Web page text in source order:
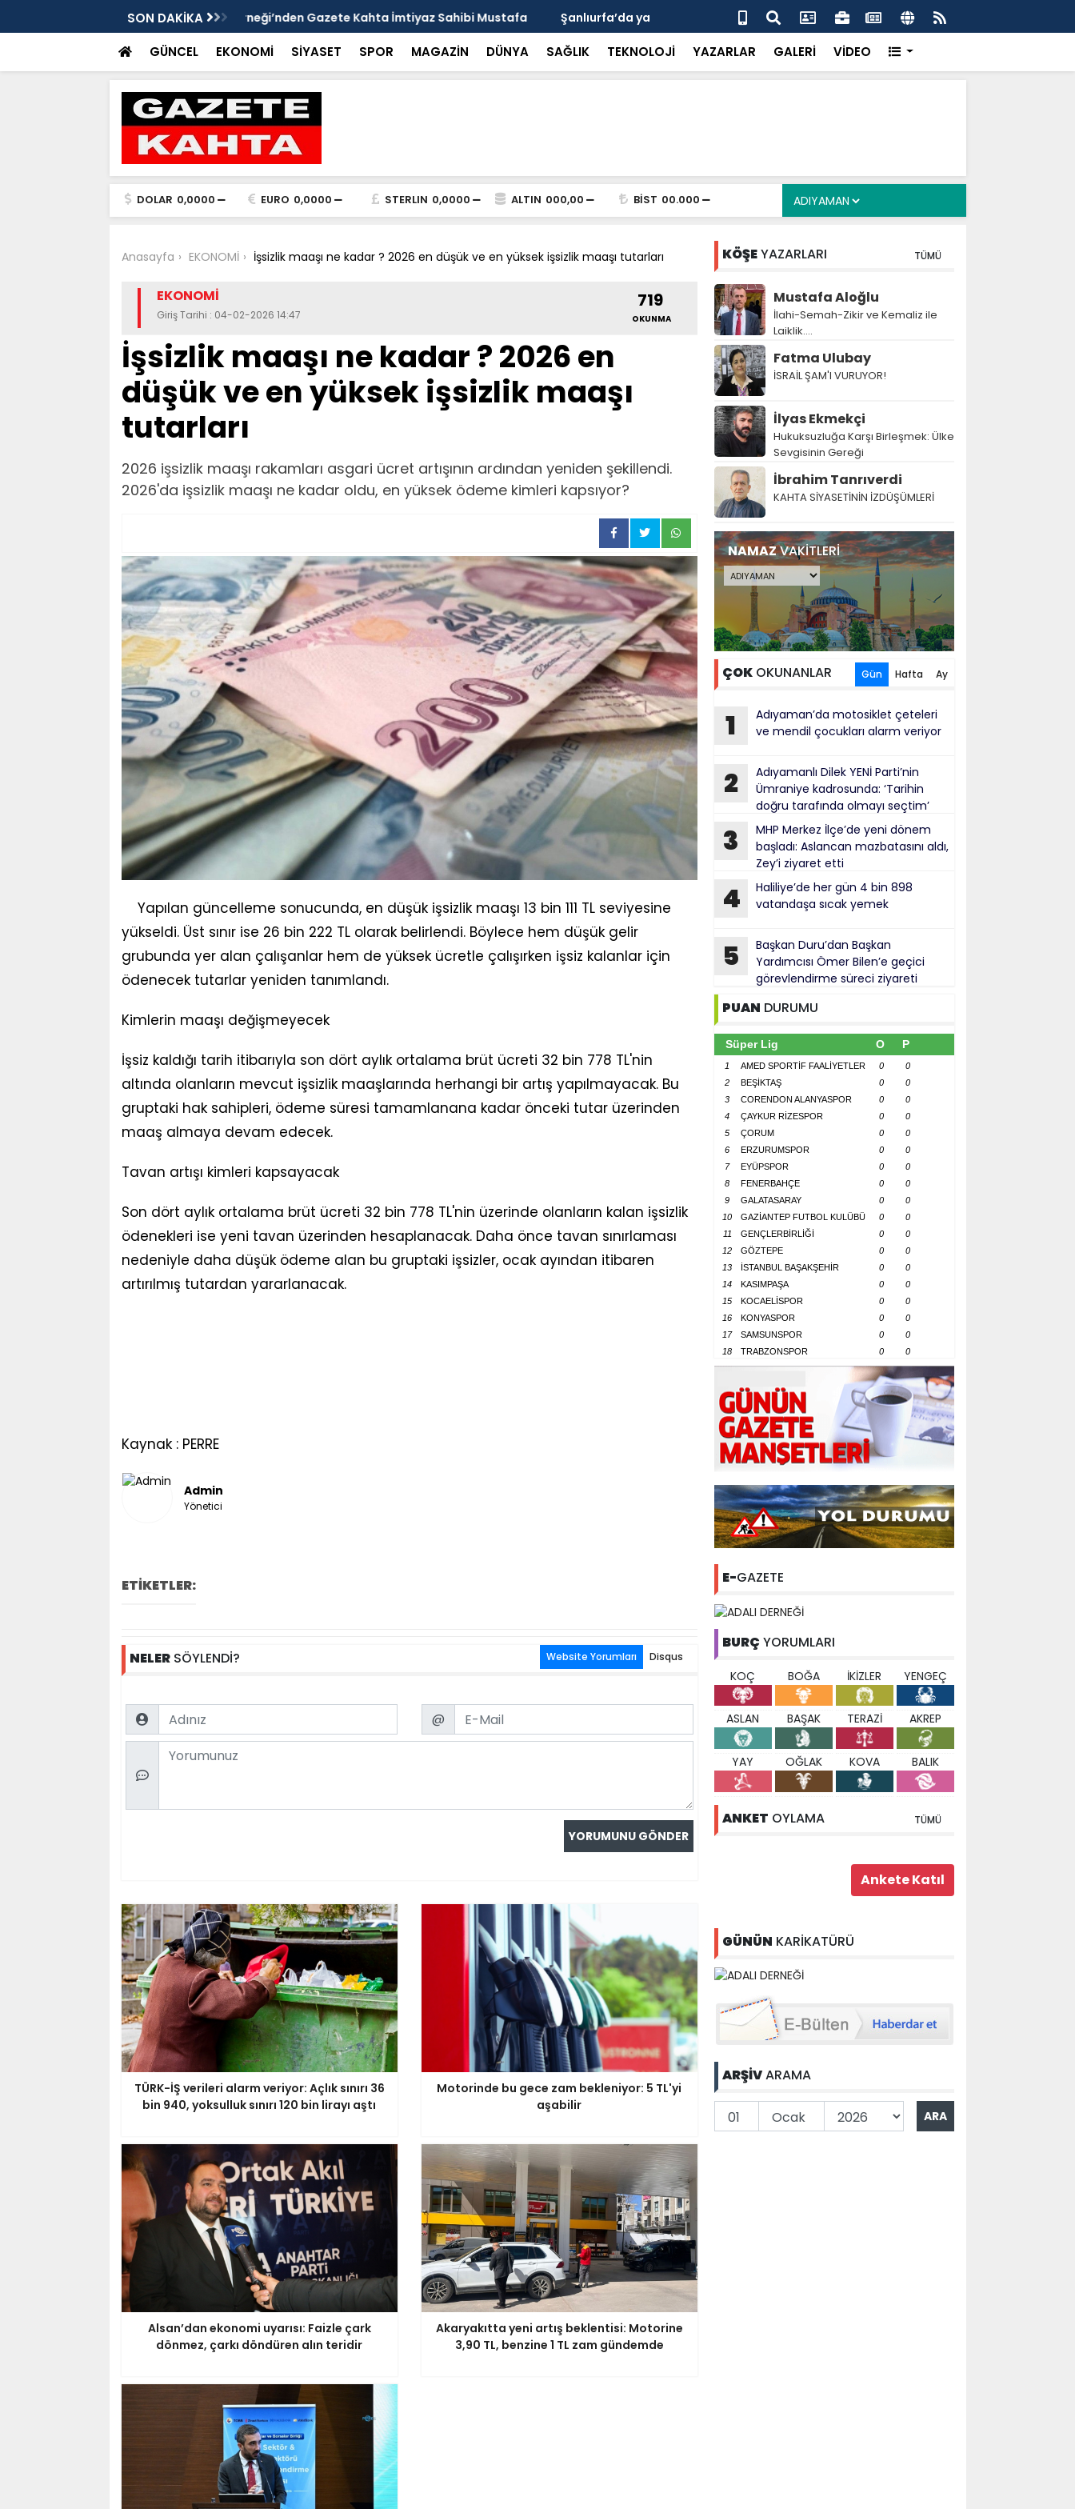
SON DAKİKA
Kahta İmtiyaz Sahibi Mustafa
Şanlıurfa’da yaz uyarısı: Güneşten Korunmayı Alışkanlık Haline
Getirin
Haliliye’de her gün 4 bin 898 vatandaşa sıcak yemek
GÜNCEL EKONOMİ SİYASET SPOR MAGAZİN DÜNYA SAĞLIK TEKNOLOJİ YAZARLAR GALERİ VİDEO
DOLAR 0,0000 EURO 0,0000 STERLIN 0,0000 ALTIN 000,00 BİST 00.000
Anasayfa EKONOMİ İşsizlik maaşı ne kadar ? 2026 en düşük ve en yüksek işsizlik maaşı tutarları
EKONOMİ
Giriş Tarihi : 04-02-2026 14:47
719
OKUNMA
İşsizlik maaşı ne kadar ? 2026 en
düşük ve en yüksek işsizlik maaşı
tutarları
2026 işsizlik maaşı rakamları asgari ücret artışının ardından yeniden şekillendi.
2026'da işsizlik maaşı ne kadar oldu, en yüksek ödeme kimleri kapsıyor?
Yapılan güncelleme sonucunda, en düşük işsizlik maaşı 13 bin 111 TL seviyesine
yükseldi. Üst sınır ise 26 bin 222 TL olarak belirlendi. Böylece hem düşük gelir
grubunda yer alan çalışanlar hem de yüksek ücretle çalışırken işsiz kalanlar için
ödenecek tutarlar yeniden tanımlandı.
Kimlerin maaşı değişmeyecek
İşsiz kaldığı tarih itibarıyla son dört aylık ortalama brüt ücreti 32 bin 778 TL'nin
altında olanların mevcut işsizlik maaşlarında herhangi bir artış yapılmayacak. Bu
gruptaki hak sahipleri, ödeme süresi tamamlanana kadar önceki tutar üzerinden
maaş almaya devam edecek.
Tavan artışı kimleri kapsayacak
Son dört aylık ortalama brüt ücreti 32 bin 778 TL'nin üzerinde olanların kalan işsizlik
ödenekleri ise yeni tavan üzerinden hesaplanacak. Daha önce tavan sınırlaması
nedeniyle daha düşük ödeme alan bu gruptaki işsizler, ocak ayından itibaren
artırılmış tutardan yararlanacak.
Kaynak : PERRE
Admin
Yönetici
ETİKETLER:
NELERSÖYLENDİ? Website Yorumları Disqus
Name Email
@
Comment
TÜRK-İŞ verileri alarm veriyor: Açlık sınırı 36
bin 940, yoksulluk sınırı 120 bin lirayı aştı
Motorinde bu gece zam bekleniyor: 5 TL'yi
aşabilir
Alsan’dan ekonomi uyarısı: Faizle çark
dönmez, çarkı döndüren alın teridir
Akaryakıtta yeni artış beklentisi: Motorine
3,90 TL, benzine 1 TL zam gündemde
KÖŞEYAZARLARI TÜMÜ
Mustafa Aloğlu
İlahi-Semah-Zikir ve Kemaliz ile
Laiklik….
Fatma Ulubay
İSRAİL ŞAM'I VURUYOR!
İlyas Ekmekçi
Hukuksuzluğa Karşı Birleşmek: Ülke
Sevgisinin Gereği
İbrahim Tanrıverdi
KAHTA SİYASETİNİN İZDÜŞÜMLERİ
NAMAZVAKİTLERİ
ÇOKOKUNANLAR Gün Hafta Ay
1
Adıyaman’da motosiklet çeteleri
ve mendil çocukları alarm veriyor
2
Adıyamanlı Dilek YENİ Parti’nin
Ümraniye kadrosunda: ‘Tarihin
doğru tarafında olmayı seçtim’
3
MHP Merkez İlçe’de yeni dönem
başladı: Aslancan mazbatasını aldı,
Zey’i ziyaret etti
4
Haliliye’de her gün 4 bin 898
vatandaşa sıcak yemek
5
Başkan Duru’dan Başkan
Yardımcısı Ömer Bilen’e geçici
görevlendirme süreci ziyareti
PUAN DURUMU
Süper Lig O P
1 AMED SPORTİF FAALİYETLER 0
0
2
BEŞİKTAŞ 0
0
3
CORENDON ALANYASPOR 0
0
4
ÇAYKUR RİZESPOR 0
0
5
ÇORUM 0
0
6
ERZURUMSPOR 0
0
7
EYÜPSPOR 0
0
8
FENERBAHÇE 0
0
9
GALATASARAY 0
0
10
GAZİANTEP FUTBOL KULÜBÜ 0
0
11
GENÇLERBİRLİĞİ 0
0
12
GÖZTEPE 0
0
13
İSTANBUL BAŞAKŞEHİR 0
0
14
KASIMPAŞA 0
0
15
KOCAELİSPOR 0
0
16
KONYASPOR 0
0
17
SAMSUNSPOR 0
0
18
TRABZONSPOR 0 0
E-GAZETE
BURÇ YORUMLARI
KOÇ BOĞA İKİZLER YENGEÇ
ASLAN BAŞAK TERAZİ AKREP
YAY OĞLAK KOVA BALIK
ANKET OYLAMA TÜMÜ
GÜNÜN KARİKATÜRÜ
ARŞİVARAMA